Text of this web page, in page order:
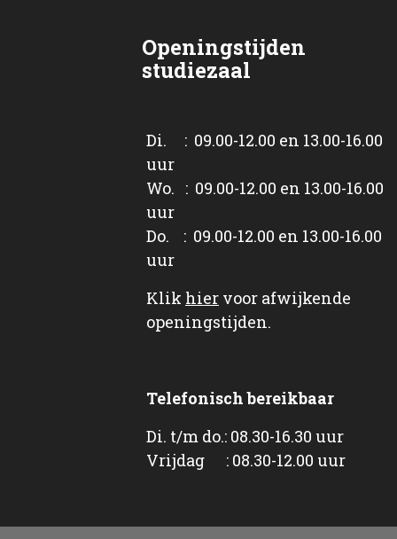
Openingstijden
studiezaal
Di. : 09.00-12.00 en 13.00-16.00
uur
Wo. : 09.00-12.00 en 13.00-16.00
uur
Do. : 09.00-12.00 en 13.00-16.00
uur
Klik hier voor afwijkende
openingstijden.
Telefonisch bereikbaar
Di. t/m do.: 08.30-16.30 uur
Vrijdag : 08.30-12.00 uur